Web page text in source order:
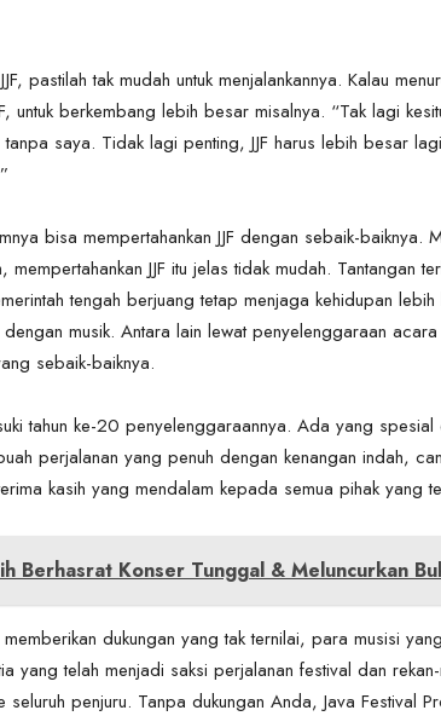
pastilah tak mudah untuk menjalankannya. Kalau
untuk berkembang lebih besar misalnya. “Tak lagi
saya. Tidak lagi penting, JJF harus lebih besar
bisa mempertahankan JJF dengan sebaik-baiknya.
JJF itu jelas tidak mudah. Tantangan
tengah berjuang tetap menjaga kehidupan
musik. Antara lain lewat penyelenggaraan
sebaik-baiknya.
tahun ke-20 penyelenggaraannya. Ada yang
perjalanan yang penuh dengan kenangan indah,
kasih yang mendalam kepada semua pihak yang
Berhasrat Konser Tunggal & Meluncurkan
dukungan yang tak ternilai, para musisi
yang telah menjadi saksi perjalanan festival dan
seluruh penjuru. Tanpa dukungan Anda, Java Festival